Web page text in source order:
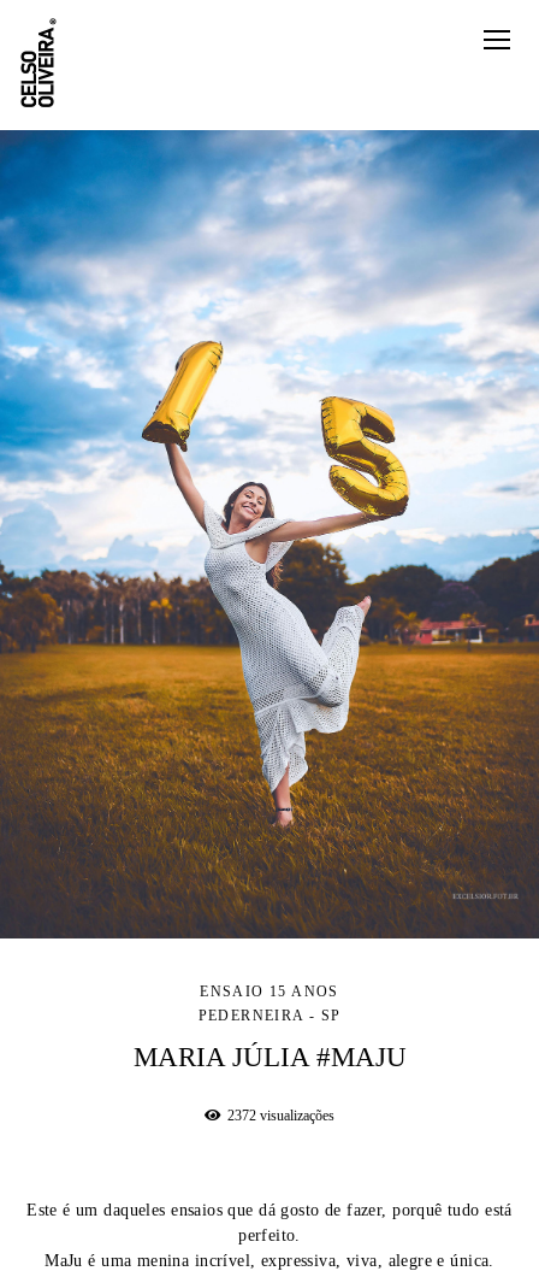
ENSAIO 15 ANOS
PEDERNEIRA - SP
MARIA JÚLIA #MAJU
2372 visualizações
Este é um daqueles ensaios que dá gosto de fazer, porquê tudo está
perfeito.
MaJu é uma menina incrível, expressiva, viva, alegre e única.